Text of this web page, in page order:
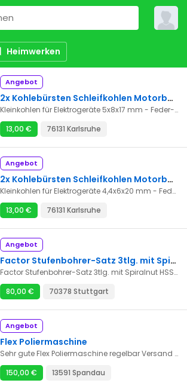
Heimwerken
Angebot
2x Kohlebürsten Schleifkohlen Motorbürsten Motorkohlen 5x8x17 mm
Kleinkohlen für Elektrogeräte 5x8x17 mm - Feder-Anschluss -- neu! Artikel Details: Höhe 5 mm Breite 8 mm Länge 17 mm Verkaufseinheit: 2 Stück Versand: 2,55 EUR
13,00 €
76131 Karlsruhe
Angebot
2x Kohlebürsten Schleifkohlen Motorbürsten Motorkohlen 4,4x6x20 mm
Kleinkohlen für Elektrogeräte 4,4x6x20 mm - Feder-Anschluss -- neu! Artikel Details: Höhe 4,4 mm Breite 6 mm Länge 20 mm Verkaufseinheit: 2 Stück Versand: 2,55 EUR
13,00 €
76131 Karlsruhe
Angebot
Factor Stufenbohrer-Satz 3tlg. mit Spiralnut HSS 4-30 mm (4-12/4-20/6-30)
Factor Stufenbohrer-Satz 3tlg. mit Spiralnut HSS 4-30 mm (4-12/4-20/6-30) Ausführung : HSS-Hochleistungsschnellstahl, blank · Stufen, Spiralnute , Kantenbrecher und Spitze CBN-tiefgeschliffen · Durch die Spiralnut geringerer Kraftaufwand, bessere Schnittleistung, höhere Standzeit, ruhigeres Arbeiten · Durch Kantenbrecher-Zone beidseitiges Entgraten des Materials (max. Dicke 1,5 mm) ab Ø 10,0 mm ohne Werkzeugwechsel · Neuartiger ROTASTOP ® -Schaft gegen "Durchrutschen" im Bohrfutter · In Kunststoffkassette Anwendung : Für gratfreies Bohren und Aufreiben zylindrischer Löcher in Blechen, Rohren, Profilen aus Stahl, NE-Metallen, Kunststoffen etc. mit einer Materialstärke von 3 - 5 mm · Entgraten von Materialstärken bis 1,2 mm Abb. HSS
80,00 €
70378 Stuttgart
Angebot
Flex Poliermaschine
Sehr gute Flex Poliermaschine regelbar Versand 5eur
150,00 €
13591 Spandau